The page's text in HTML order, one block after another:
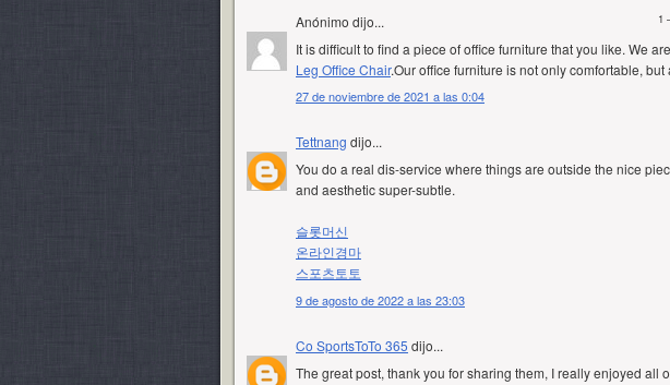
1
Anónimo dijo...
It is difficult to find a piece of office furniture that you like. We
Leg Office Chair.Our office furniture is not only comfortable,
27 de noviembre de 2021 a las 0:04
Tettnang dijo...
You do a real dis-service where things are outside the nice
and aesthetic super-subtle.
슬롯머신
온라인경마
스포츠토토
9 de agosto de 2022 a las 23:03
Co SportsToTo 365 dijo...
The great post, thank you for sharing them, I really enjoyed all